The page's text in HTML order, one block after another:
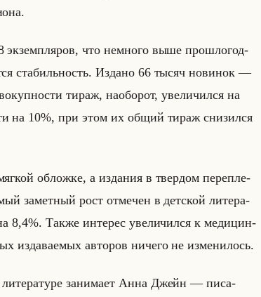
эк­зем­пля­ров, что немно­го выше про­шло­год­
ста­бильность. Из­да­но 66 тысяч но­ви­нок —
тираж, на­обор­от, уве­ли­чил­ся на
на 10%, при этом их общий тираж сни­зил­ся
об­лож­ке, а из­да­ния в твер­дом пе­ре­пле­
за­мет­ный рост от­ме­чен в дет­ской ли­те­ра­
8,4%. Также ин­те­рес уве­ли­чил­ся к ме­ди­цин­
из­да­ва­емых ав­то­ров ни­че­го не из­ме­ни­лось.
ли­те­ра­ту­ре за­ни­ма­ет Анна Джейн — пи­са­